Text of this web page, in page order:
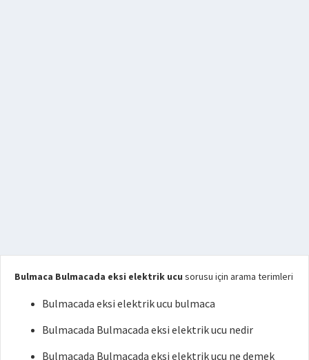
Bulmaca Bulmacada eksi elektrik ucu sorusu için arama terimleri
Bulmacada eksi elektrik ucu bulmaca
Bulmacada Bulmacada eksi elektrik ucu nedir
Bulmacada Bulmacada eksi elektrik ucu ne demek